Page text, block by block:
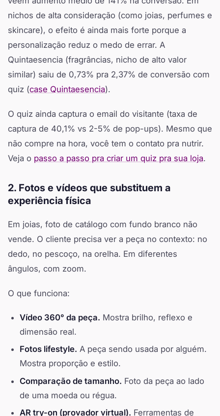
nichos de alta consideração (como joias, perfumes e
skincare), o efeito é ainda mais forte porque a
personalização reduz o medo de errar. A
Quintaesencia (fragrâncias, nicho de alto valor
similar) saiu de 0,73% pra 2,37% de conversão com
quiz (case Quintaesencia).
O quiz ainda captura o email do visitante (taxa de
captura de 40,1% vs 2-5% de pop-ups). Mesmo que
não compre na hora, você tem o contato pra nutrir.
Veja o passo a passo pra criar um quiz pra sua loja.
2. Fotos e vídeos que substituem a
experiência física
Em joias, foto de catálogo com fundo branco não
vende. O cliente precisa ver a peça no contexto: no
dedo, no pescoço, na orelha. Em diferentes
ângulos, com zoom.
O que funciona:
Vídeo 360° da peça. Mostra brilho, reflexo e
dimensão real.
Fotos lifestyle. A peça sendo usada por alguém.
Mostra proporção e estilo.
Comparação de tamanho. Foto da peça ao lado
de uma moeda ou régua.
AR try-on (provador virtual). Ferramentas de